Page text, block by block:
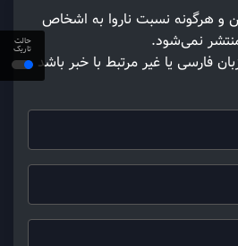
حالت
تاریک
و هرگونه نسبت ناروا به اشخاص
نمی‌شود.
فارسی یا غیر مرتبط با خبر باشد